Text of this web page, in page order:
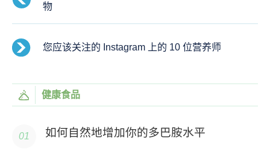
物
您应该关注的 Instagram 上的 10 位营养师
健康食品
如何自然地增加你的多巴胺水平